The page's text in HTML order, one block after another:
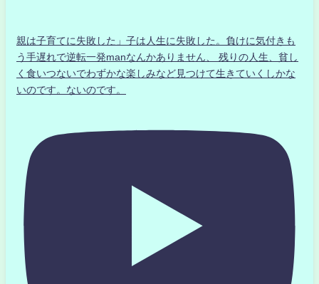
親は子育てに失敗した」子は人生に失敗した。負けに気付きも
う手遅れで逆転一発manなんかありません、 残りの人生、貧し
く食いつないでわずかな楽しみなど見つけて生きていくしかな
いのです。ないのです。